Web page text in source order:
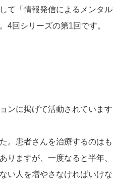
て「情報発信によるメンタ
4回シリーズの第1回です。
に掲げて活動されています
。患者さんを治療するのは
りますが、一度なると半年
い人を増やさなければいけ